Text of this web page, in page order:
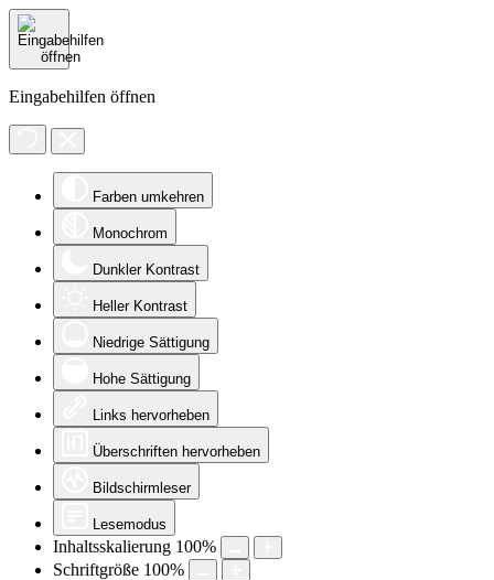
Eingabehilfen öffnen
Farben umkehren
Monochrom
Dunkler Kontrast
Heller Kontrast
Niedrige Sättigung
Hohe Sättigung
Links hervorheben
Überschriften hervorheben
Bildschirmleser
Lesemodus
Inhaltsskalierung 100%
Schriftgröße 100%